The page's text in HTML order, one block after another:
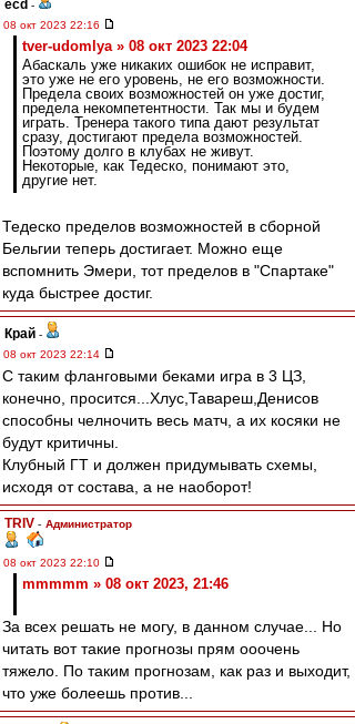
ecd -
08 окт 2023 22:16
tver-udomlya » 08 окт 2023 22:04
Абаскаль уже никаких ошибок не исправит,
это уже не его уровень, не его возможности.
Предела своих возможностей он уже достиг,
предела некомпетентности. Так мы и будем
играть. Тренера такого типа дают результат
сразу, достигают предела возможностей.
Поэтому долго в клубах не живут.
Некоторые, как Тедеско, понимают это,
другие нет.
Тедеско пределов возможностей в сборной
Бельгии теперь достигает. Можно еще
вспомнить Эмери, тот пределов в "Спартаке"
куда быстрее достиг.
Край -
08 окт 2023 22:14
С таким фланговыми беками игра в 3 ЦЗ,
конечно, просится...Хлус,Тавареш,Денисов
способны челночить весь матч, а их косяки не
будут критичны.
Клубный ГТ и должен придумывать схемы,
исходя от состава, а не наоборот!
TRIV - Администратор
08 окт 2023 22:10
mmmmm » 08 окт 2023, 21:46
За всех решать не могу, в данном случае... Но
читать вот такие прогнозы прям ооочень
тяжело. По таким прогнозам, как раз и выходит,
что уже болеешь против...